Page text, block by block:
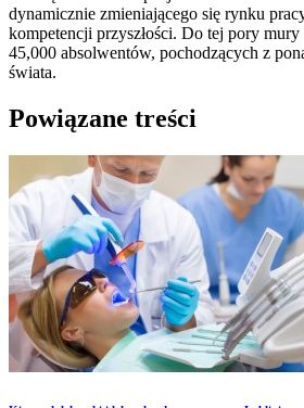
dynamicznie zmieniającego się rynku
kompetencji przyszłości. Do tej pory mury
45,000 absolwentów, pochodzących z
świata.
Powiązane treści